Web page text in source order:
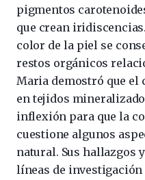
pigmentos
que crean
color de la piel se
restos orgánicos
Maria demostró que el
en tejidos
inflexión para que la
cuestione algunos
natural. Sus hallazgos
líneas de